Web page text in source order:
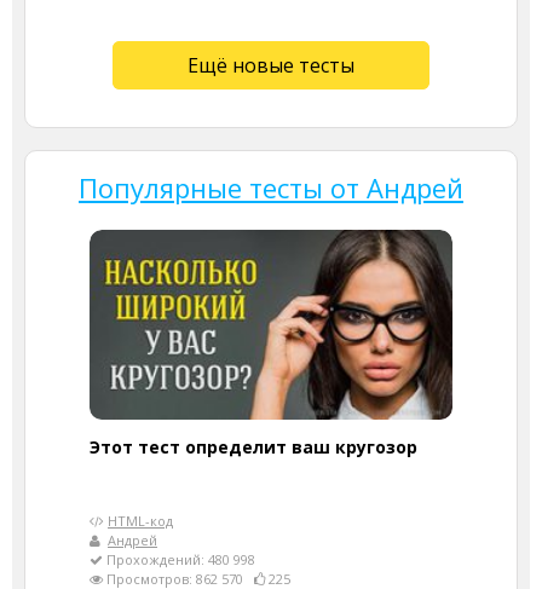
Ещё новые тесты
Популярные тесты от Андрей
Этот тест определит ваш кругозор
HTML-код
Андрей
Прохождений: 480 998
Просмотров: 862 570
225